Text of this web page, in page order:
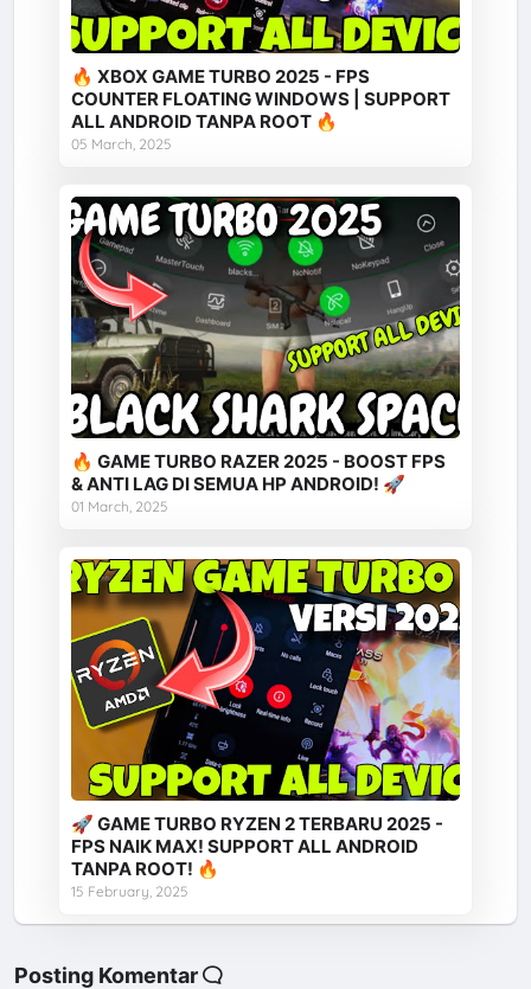
🔥 XBOX GAME TURBO 2025 - FPS
COUNTER FLOATING WINDOWS | SUPPORT
ALL ANDROID TANPA ROOT 🔥
05 March, 2025
🔥 GAME TURBO RAZER 2025 - BOOST FPS
& ANTI LAG DI SEMUA HP ANDROID! 🚀
01 March, 2025
🚀 GAME TURBO RYZEN 2 TERBARU 2025 -
FPS NAIK MAX! SUPPORT ALL ANDROID
TANPA ROOT! 🔥
15 February, 2025
Posting Komentar